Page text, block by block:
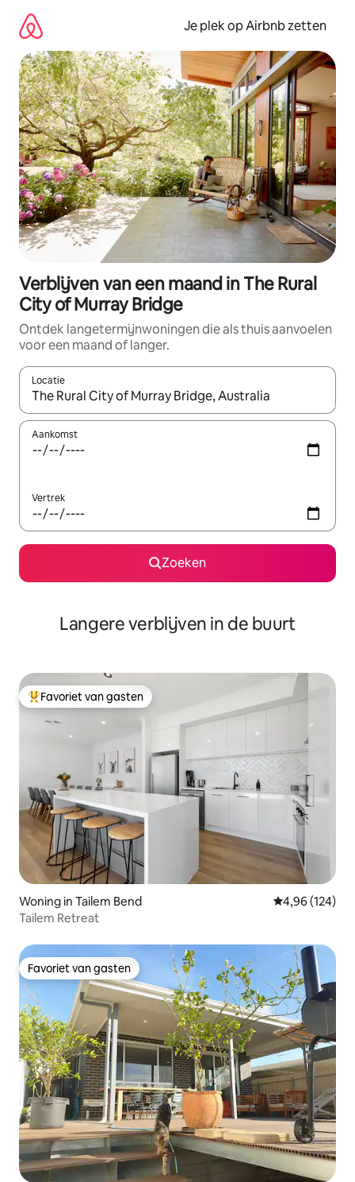
direct
naar
inhoud
Je plek op Airbnb zetten
Verblijven van een maand in The Rural
City of Murray Bridge
Ontdek langetermijnwoningen die als thuis aanvoelen
voor een maand of langer.
Locatie
Wanneer er resultaten beschikbaar zijn, maak je een keuze
Aankomst
Vertrek
Zoeken
Langere verblijven in de buurt
Topfavoriet van gasten
Favoriet van gasten
Woning in Tailem Bend Gemiddelde
4,96 (124)
Tailem Retreat
Favoriet van gasten
Favoriet van gasten